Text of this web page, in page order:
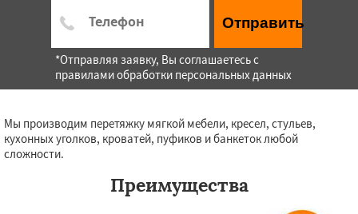
Отправить
*Отправляя заявку, Вы соглашаетесь с
правилами обработки персональных данных
Мы производим перетяжку мягкой мебели, кресел, стульев,
кухонных уголков, кроватей, пуфиков и банкеток любой
сложности.
Преимущества